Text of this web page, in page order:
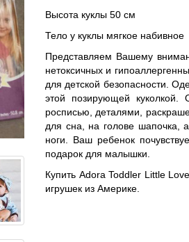
Высота куклы 50 см
Тело у куклы мягкое набивное
Представляем Вашему
нетоксичных и
для детской безопасности.
этой позирующей
росписью, деталями,
для сна, на голове шапочка,
ноги. Ваш ребенок
подарок для малышки.
Купить Adora Toddler Little
игрушек из Америке.